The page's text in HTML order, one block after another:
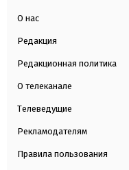
О нас
Редакция
Редакционная политика
О телеканале
Телеведущие
Рекламодателям
Правила пользования